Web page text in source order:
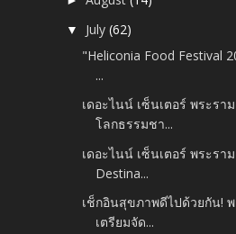
▼ July(62)
"Heliconia Food Festival
...
เดอะไนน์ เซ็นเตอร์ พระรา
โลกธรรมชา...
เดอะไนน์ เซ็นเตอร์ พระรา
Destina...
เช็กอินสุขภาพดีไปด้วยกัน!
เตรียมจัด...